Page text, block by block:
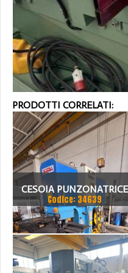
PRODOTTI CORRELATI:
CESOIA PUNZONATRICE
UNIVERSALE OMERA 80
TON
Codice: 34639